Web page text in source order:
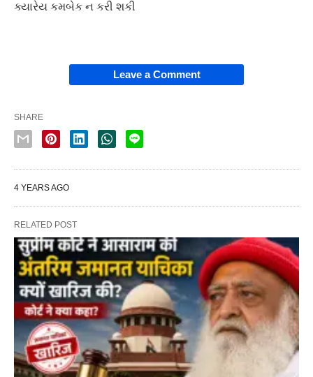
ક્યારેય કમબેક ન કરી શકી
Leave a Comment
SHARE
4 YEARS AGO
RELATED POST